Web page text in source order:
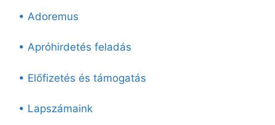
• Adoremus
• Apróhirdetés feladás
• Előfizetés és támogatás
• Lapszámaink